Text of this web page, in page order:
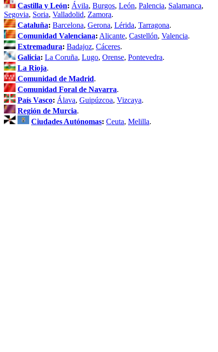
Castilla y León: Ávila, Burgos, León, Palencia, Salamanca,
Segovia, Soria, Valladolid, Zamora.
Cataluña: Barcelona, Gerona, Lérida, Tarragona.
Comunidad Valenciana: Alicante, Castellón, Valencia.
Extremadura: Badajoz, Cáceres.
Galicia: La Coruña, Lugo, Orense, Pontevedra.
La Rioja.
Comunidad de Madrid.
Comunidad Foral de Navarra.
País Vasco: Álava, Guipúzcoa, Vizcaya.
Región de Murcia.
Ciudades Autónomas: Ceuta, Melilla.